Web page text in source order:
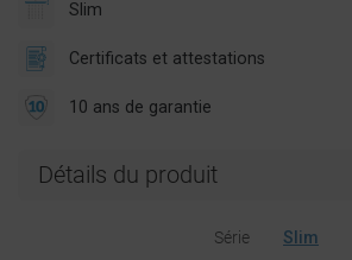
Slim
Certificats et attestations
10 ans de garantie
Détails du produit
Série Slim